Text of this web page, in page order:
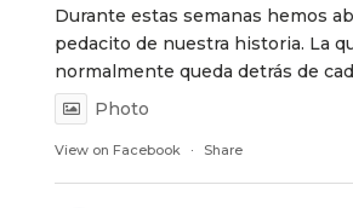
Durante estas semanas hemos
pedacito de nuestra historia. La
normalmente queda detrás de
Photo
View on Facebook · Share